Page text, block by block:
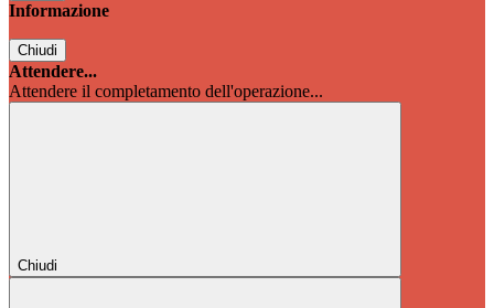
Informazione
Chiudi
Attendere...
Attendere il completamento dell'operazione...
Chiudi